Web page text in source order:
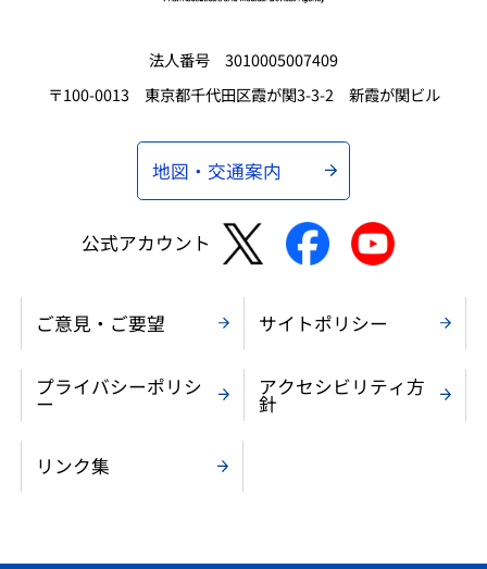
法人番号 3010005007409
〒100-0013 東京都千代田区霞が関3-3-2 新霞が関ビル
地図・交通案内
公式アカウント
ご意見・ご要望 サイトポリシー
プライバシーポリシ
ー
アクセシビリティ方
針
リンク集